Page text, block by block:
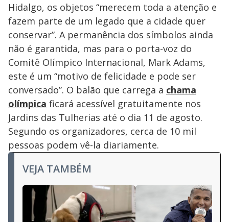
Hidalgo, os objetos “merecem toda a atenção e
fazem parte de um legado que a cidade quer
conservar”. A permanência dos símbolos ainda
não é garantida, mas para o porta-voz do
Comitê Olímpico Internacional, Mark Adams,
este é um “motivo de felicidade e pode ser
conversado”. O balão que carrega a chama
olímpica ficará acessível gratuitamente nos
Jardins das Tulherias até o dia 11 de agosto.
Segundo os organizadores, cerca de 10 mil
pessoas podem vê-la diariamente.
VEJA TAMBÉM